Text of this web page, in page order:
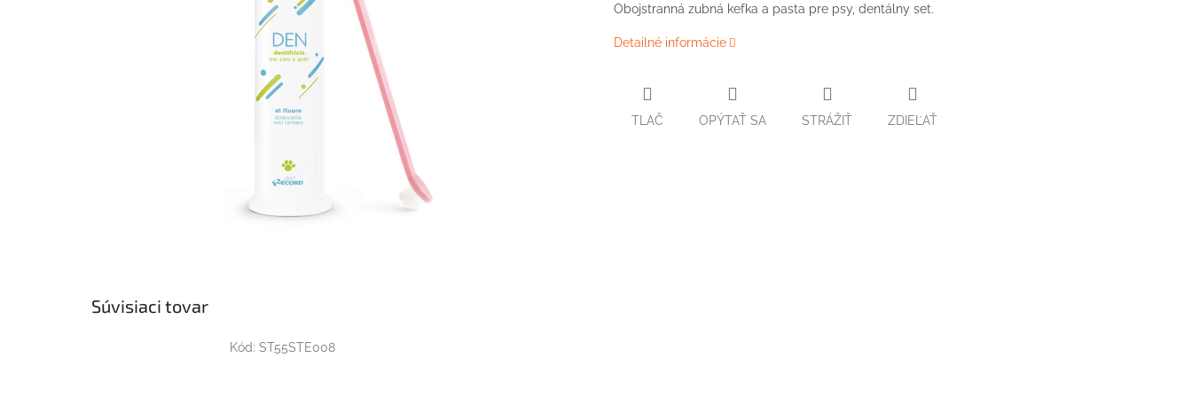
Obojstranná zubná kefka a pasta pre psy, dentálny set.
Detailné informácie
TLAČ OPÝTAŤ SA STRÁŽIŤ ZDIEĽAŤ
Súvisiaci tovar
Kód: ST55STE008